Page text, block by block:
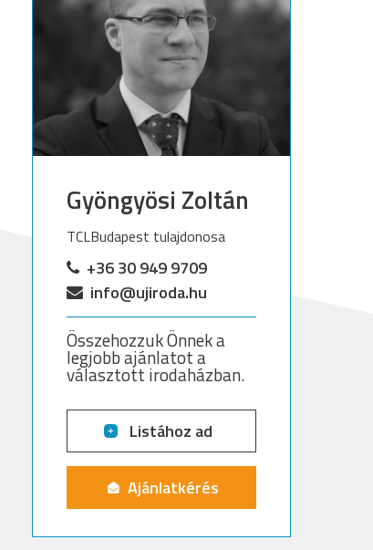
Gyöngyösi Zoltán
TCLBudapest tulajdonosa
+36 30 949 9709
info@ujiroda.hu
Összehozzuk Önnek a
legjobb ajánlatot a
választott irodaházban.
Listához ad
Ajánlatkérés